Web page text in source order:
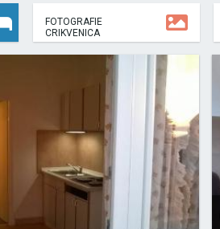
FOTOGRAFIE
CRIKVENICA